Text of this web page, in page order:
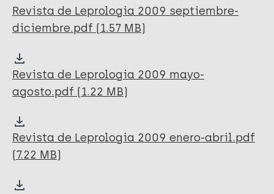
Revista de Leprologia 2009 septiembre-
diciembre.pdf (1.57 MB)
Revista de Leprologia 2009 mayo-
agosto.pdf (1.22 MB)
Revista de Leprologia 2009 enero-abril.pdf
(7.22 MB)